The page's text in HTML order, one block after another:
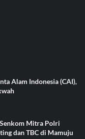
Alam Indonesia (CAI),
Mitra Polri
dan TBC di Mamuju